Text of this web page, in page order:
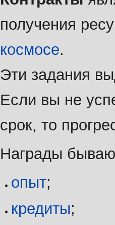
получения
космосе.
Эти задания
Если вы не
срок, то
Награды
опыт;
кредиты;